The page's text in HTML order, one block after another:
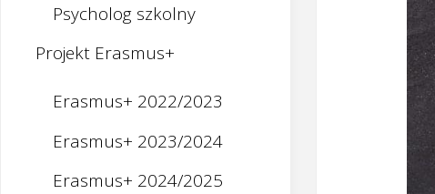
Psycholog szkolny
Projekt Erasmus+
Erasmus+ 2022/2023
Erasmus+ 2023/2024
Erasmus+ 2024/2025